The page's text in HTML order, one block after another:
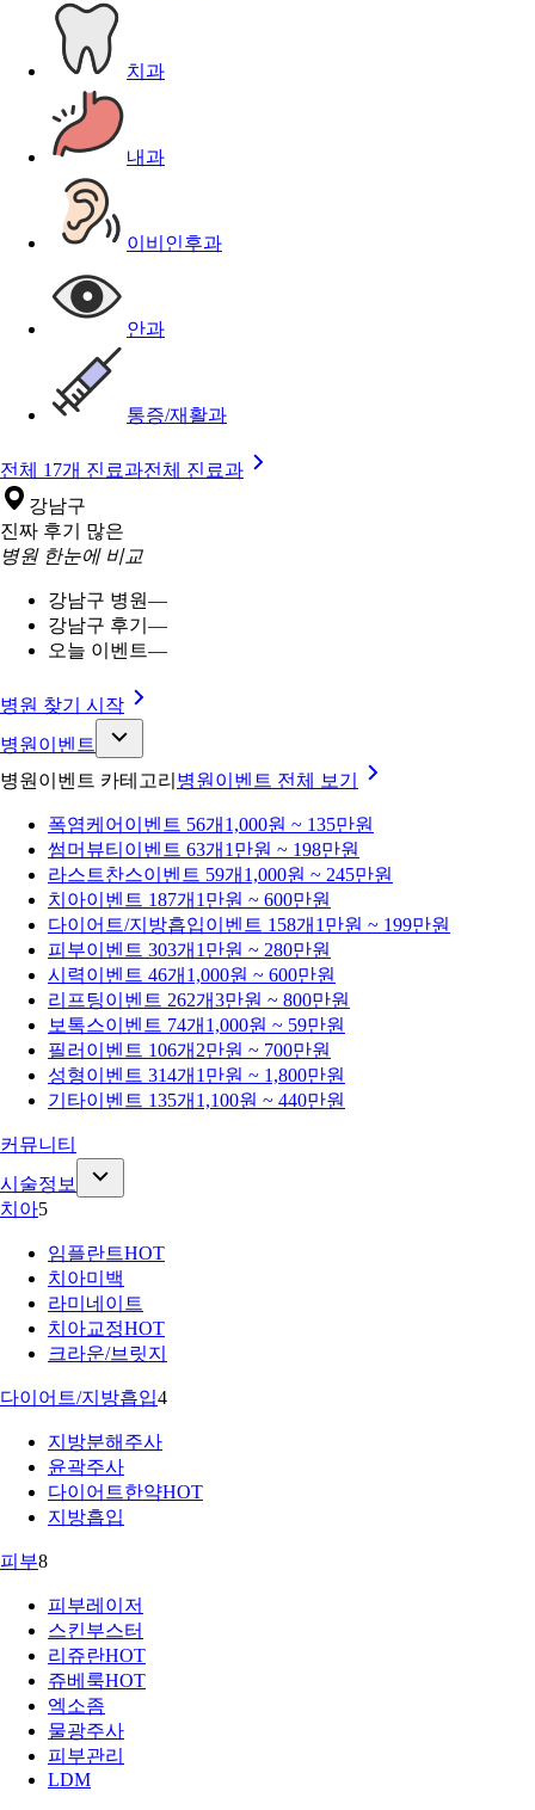
치과
내과
이비인후과
안과
통증/재활과
전체 17개 진료과전체 진료과
강남구
진짜 후기 많은
병원 한눈에 비교
강남구 병원—
강남구 후기 —
오늘 이벤트—
병원 찾기 시작
병원이벤트
병원이벤트 카테고리 병원이벤트 전체 보기
폭염케어 이벤트 56개 1,000원 ~ 135만원
썸머뷰티 이벤트 63개 1만원 ~ 198만원
라스트찬스이벤트 59개 1,000원 ~ 245만원
치아이벤트 187개 1만원 ~ 600만원
다이어트/지방흡입이벤트 158개 1만원 ~ 199만원
피부이벤트 303개 1만원 ~ 280만원
시력이벤트 46개 1,000원 ~ 600만원
리프팅이벤트 262개3만원 ~ 800만원
보톡스이벤트 74개 1,000원 ~ 59만원
필러 이벤트 106개 2만원 ~ 700만원
성형이벤트 314개 1만원 ~ 1,800만원
기타이벤트 135개 1,100원 ~ 440만원
커뮤니티
시술정보
치아5
임플란트HOT
치아미백
라미네이트
치아교정HOT
크라운/브릿지
다이어트/지방흡입4
지방분해주사
윤곽주사
다이어트한약HOT
지방흡입
피부8
피부레이저
스킨부스터
리쥬란HOT
쥬베룩HOT
엑소좀
물광주사
피부관리
LDM